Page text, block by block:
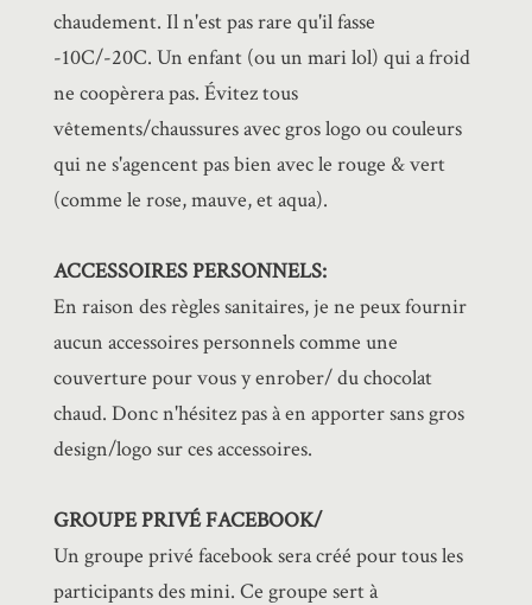
chaudement. Il n'est pas rare qu'il fasse
-10C/-20C. Un enfant (ou un mari lol) qui a froid
ne coopèrera pas. Évitez tous
vêtements/chaussures avec gros logo ou couleurs
qui ne s'agencent pas bien avec le rouge & vert
(comme le rose, mauve, et aqua).
ACCESSOIRES PERSONNELS:
En raison des règles sanitaires, je ne peux fournir
aucun accessoires personnels comme une
couverture pour vous y enrober/ du chocolat
chaud. Donc n'hésitez pas à en apporter sans gros
design/logo sur ces accessoires.
GROUPE PRIVÉ FACEBOOK/
Un groupe privé facebook sera créé pour tous les
participants des mini. Ce groupe sert à